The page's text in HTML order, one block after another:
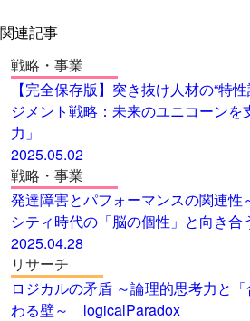
関連記事
戦略・事業
【完全保存版】突き抜け人材の“特
ジメント戦略：未来のユニコーンを
力」
2025.05.02
戦略・事業
発達障害とパフォーマンスの関連性
シティ時代の「脳の個性」と向き合
2025.04.28
リサーチ
ロジカルの矛盾 ～論理的思考力と
わる壁～ logicalParadox